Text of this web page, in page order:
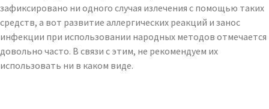
зафиксировано ни одного случая излечения с помощью таких
средств, а вот развитие аллергических реакций и занос
инфекции при использовании народных методов отмечается
довольно часто. В связи с этим, не рекомендуем их
использовать ни в каком виде.